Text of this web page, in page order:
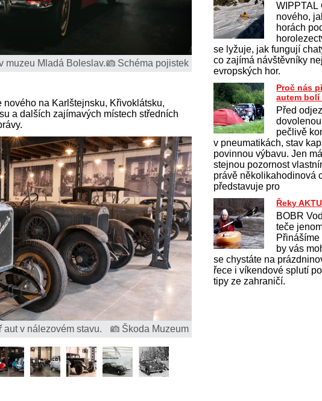
muzeu Mladá Boleslav. Schéma pojistek
nového na Karlštejnsku, Křivoklátsku,
a dalších zajímavých místech středních
aut v nálezovém stavu. Škoda Muzeum
WIPPTAL
nového,
horách
se lyžuje, jak fungují
co zajímá návštěvníky
evropských hor.
Proč nás
autem bolí
Před
pečlivě
v pneumatikách, stav
povinnou výbavu. Jen
stejnou pozornost
právě několikahodinová
představuje pro
Řeky
BOBR
teče
by vás
se chystáte na
řece i víkendové splutí
tipy ze zahraničí.